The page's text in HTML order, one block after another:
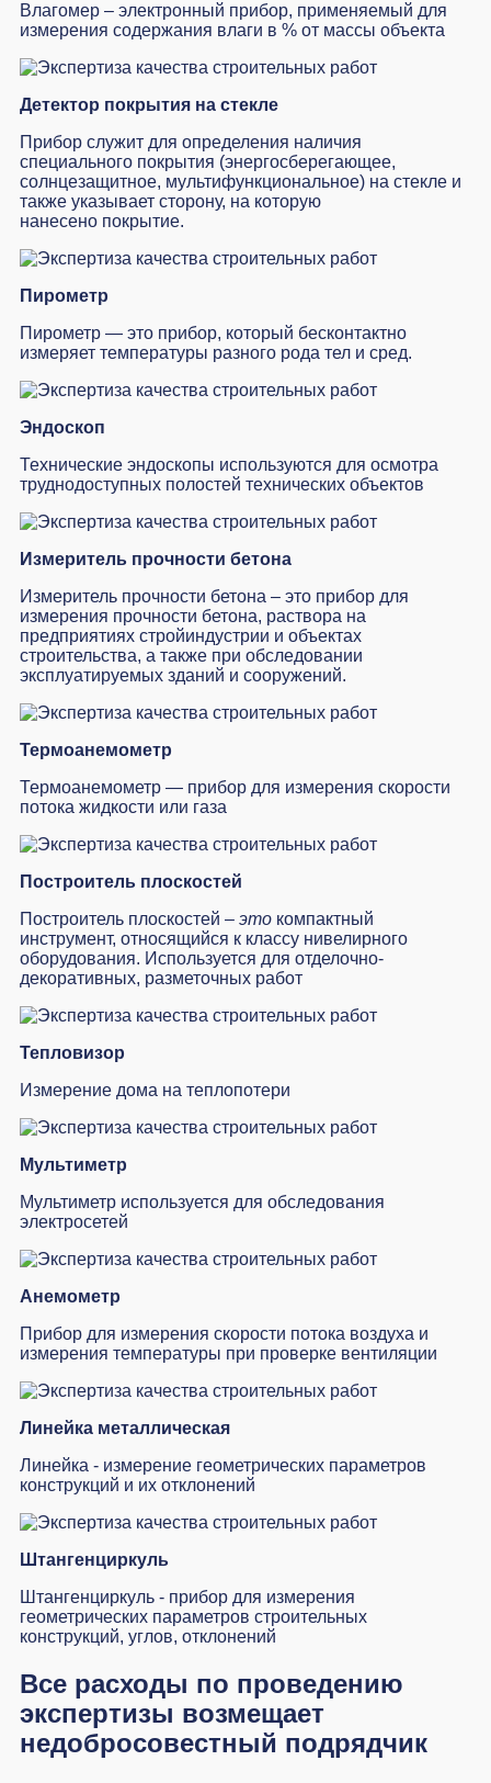
Влагомер – электронный прибор, применяемый для
измерения содержания влаги в % от массы объекта
Детектор покрытия на стекле
Прибор служит для определения наличия
специального покрытия (энергосберегающее,
солнцезащитное, мультифункциональное) на стекле и
также указывает сторону, на которую
нанесено покрытие.
Пирометр
Пирометр — это прибор, который бесконтактно
измеряет температуры разного рода тел и сред.
Эндоскоп
Технические эндоскопы используются для осмотра
труднодоступных полостей технических объектов
Измеритель прочности бетона
Измеритель прочности бетона – это прибор для
измерения прочности бетона, раствора на
предприятиях стройиндустрии и объектах
строительства, а также при обследовании
эксплуатируемых зданий и сооружений.
Термоанемометр
Термоанемометр — прибор для измерения скорости
потока жидкости или газа
Построитель плоскостей
Построитель плоскостей – этокомпактный
инструмент, относящийся к классу нивелирного
оборудования. Используется для отделочно-
декоративных, разметочных работ
Тепловизор
Измерение дома на теплопотери
Мультиметр
Мультиметр используется для обследования
электросетей
Анемометр
Прибор для измерения скорости потока воздуха и
измерения температуры при проверке вентиляции
Линейка металлическая
Линейка - измерение геометрических параметров
конструкций и их отклонений
Штангенциркуль
Штангенциркуль - прибор для измерения
геометрических параметров строительных
конструкций, углов, отклонений
Все расходы по проведению
экспертизы возмещает
недобросовестный подрядчик